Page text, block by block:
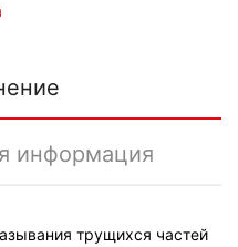
информация
трущихся частей